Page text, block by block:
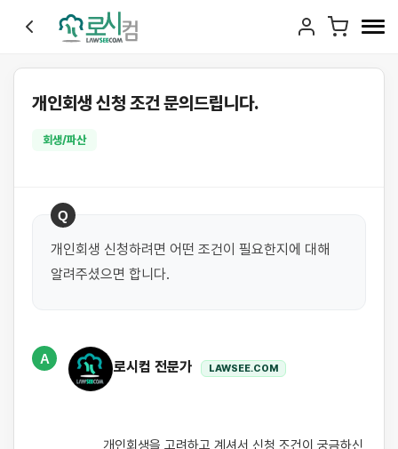
개인회생 신청 조건 문의드립니다.
회생/파산
Q
개인회생 신청하려면 어떤 조건이 필요한지에 대해
알려주셨으면 합니다.
A
로시컴 전문가 LAWSEE.COM